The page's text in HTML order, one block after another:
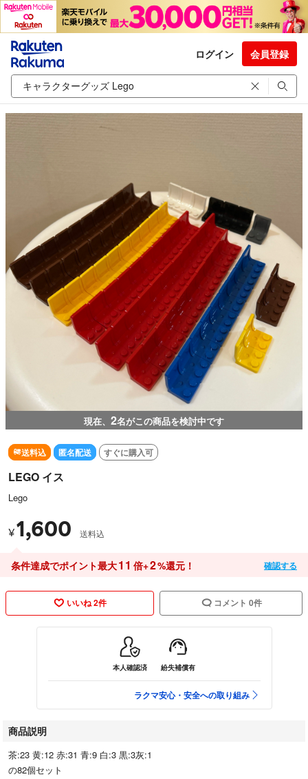
ログイン 会員登録
現在、 2名がこの商品を検討中です
送料込 匿名配送 すぐに購入可
LEGO イス
Lego
¥1,600 送料込
条件達成でポイント最大11 倍+2%還元！ 確認する
いいね 2件 コメント 0件
本人確認済 紛失補償有
ラクマ安心・安全への取り組み
商品説明
茶:23 黄:12 赤:31 青:9 白:3 黒:3灰:1
の82個セット